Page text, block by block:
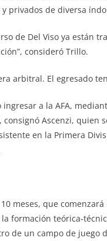
privados de diversa
de Del Viso ya están
consideró Trillo.
arbitral. El egresado
a la AFA,
Ascenzi, quien
en la Primera
meses, que
formación teórica-
de un campo de juego